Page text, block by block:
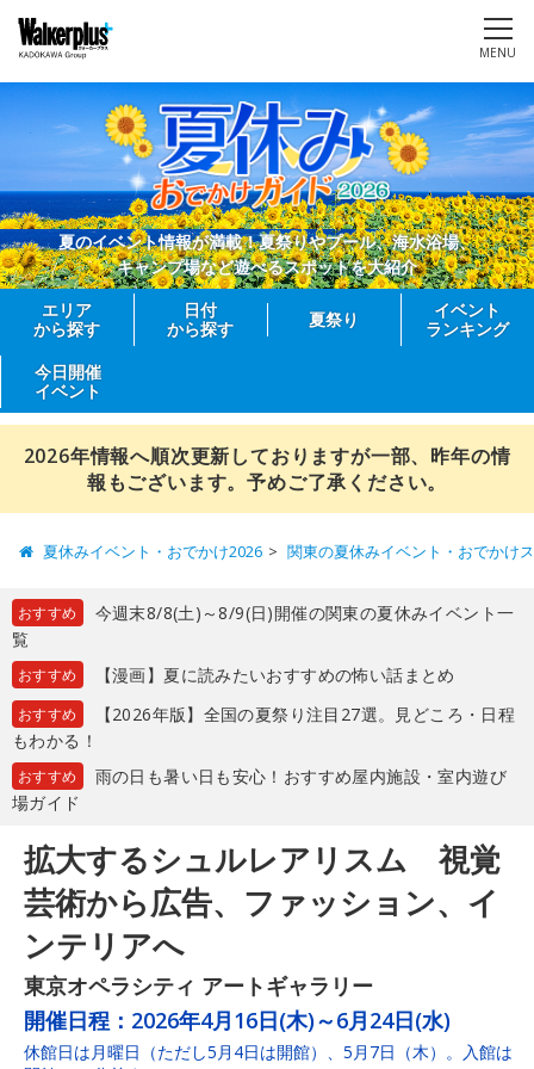
MENU
夏のイベント情報が満載！夏祭りやプール、海水浴場、
キャンプ場など遊べるスポットを大紹介
エリア
から探す
日付
から探す
夏祭り
イベント
ランキング
今日開催
イベント
2026年情報へ順次更新しておりますが一部、昨年の情
報もございます。予めご了承ください。
夏休みイベント・おでかけ2026 関東の夏休みイベント・おでかけ
おすすめ
今週末8/8(土)～8/9(日)開催の関東の夏休みイベント一
覧
おすすめ 【漫画】夏に読みたいおすすめの怖い話まとめ
おすすめ
【2026年版】全国の夏祭り注目27選。見どころ・日程
もわかる！
おすすめ
雨の日も暑い日も安心！おすすめ屋内施設・室内遊び
場ガイド
拡大するシュルレアリスム 視覚
芸術から広告、ファッション、イ
ンテリアへ
東京オペラシティ アートギャラリー
開催日程： 2026年4月16日(木)～6月24日(水)
休館日は月曜日（ただし5月4日は開館）、5月7日（木）。入館は